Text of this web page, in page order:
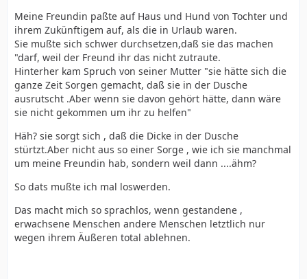
Meine Freundin paßte auf Haus und Hund von Tochter und
ihrem Zukünftigem auf, als die in Urlaub waren.
Sie mußte sich schwer durchsetzen,daß sie das machen
"darf, weil der Freund ihr das nicht zutraute.
Hinterher kam Spruch von seiner Mutter "sie hätte sich die
ganze Zeit Sorgen gemacht, daß sie in der Dusche
ausrutscht .Aber wenn sie davon gehört hätte, dann wäre
sie nicht gekommen um ihr zu helfen"
Häh? sie sorgt sich , daß die Dicke in der Dusche
stürtzt.Aber nicht aus so einer Sorge , wie ich sie manchmal
um meine Freundin hab, sondern weil dann ....ähm?
So dats mußte ich mal loswerden.
Das macht mich so sprachlos, wenn gestandene ,
erwachsene Menschen andere Menschen letztlich nur
wegen ihrem Äußeren total ablehnen.